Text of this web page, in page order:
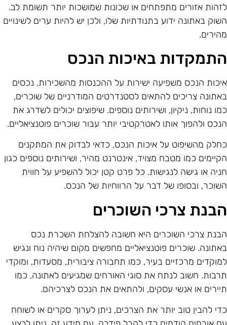
אזורים מתפתחים או שכונות שמושכות יותר תשומת לב.
באתונה ידוע בתנודתיות שלו, ולכן יש להיות ערים לשינויים
באיכות הנכס
הנכס משפיעה ישירות על ההכנסות מהשכירות. נכסים
צריכים להתאים לסטנדרטים המודרניים של שוכרים,
נוחות, ניקיון, ושירותים נוספים. שיפוצים יכולים לשדרג את
ולהפוך אותו לאטרקטיבי יותר עבור שוכרים פוטנציאליים.
מהשיפוט על איכות הנכס, כדאי לבדוק את המתקנים
כמו מטבח מצויד, אינטרנט מהיר, ושירותים נוספים כגון
או גישה לנגישות. כל פרט קטן יכול להשפיע על חווית
ובסופו של דבר על הרווחיות של הנכס.
צרכי השוכרים
צרכי השוכרים היא חשובה להצלחת השכרת נכס
שוכרים פוטנציאליים מחפשים מקום שיהיה נוח ונגיש
מרכזיים בעיר, כמו תחבורה ציבורית, מסעדות, ומוקדי
חשוב לנתח את סוגי האורחים שמגיעים לאתונה, כמו
או אנשי עסקים, ולהתאים את הנכס לצרכיהם.
להבין טוב יותר את הצרכים, ניתן לערוך סקרים או לשוחח